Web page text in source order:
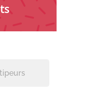
tipeurs